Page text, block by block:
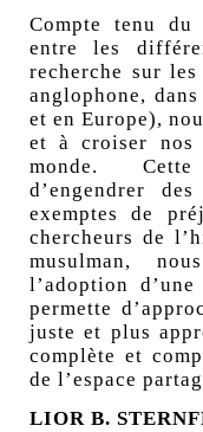
Compte tenu
entre les
recherche sur
anglophone,
et en Europe),
et à croiser nos
monde.
d’engendrer
exemptes de
chercheurs de
musulman,
l’adoption
permette
juste et plus
complète et
de l’espace
LIOR B.